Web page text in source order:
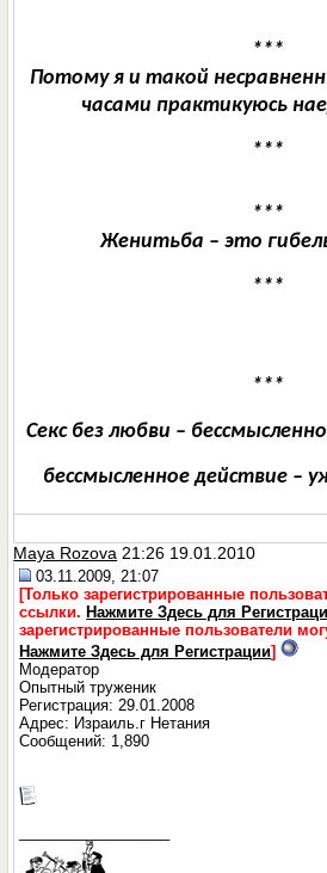
***
Потому я и такой
часами практикуюсь
***
***
Женитьба – это
***
***
Секс без любви –
бессмысленное действие –
Maya Rozova 21:26 19.01.2010
03.11.2009, 21:07
[Только зарегистрированные
ссылки. Нажмите Здесь для
зарегистрированные пользователи
Нажмите Здесь для Регистрации]
Модератор
Опытный труженик
Регистрация: 29.01.2008
Адрес: Израиль.г Нетания
Сообщений: 1,890